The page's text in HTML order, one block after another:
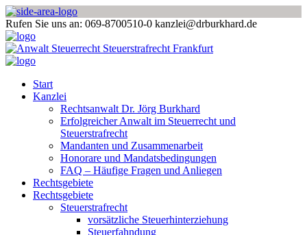
Rufen Sie uns an: 069-8700510-0 kanzlei@drburkhard.de
Start
Kanzlei
Rechtsanwalt Dr. Jörg Burkhard
Erfolgreicher Anwalt im Steuerrecht und
Steuerstrafrecht
Mandanten und Zusammenarbeit
Honorare und Mandatsbedingungen
FAQ – Häufige Fragen und Anliegen
Rechtsgebiete
Rechtsgebiete
Steuerstrafrecht
vorsätzliche Steuerhinterziehung
Steuerfahndung